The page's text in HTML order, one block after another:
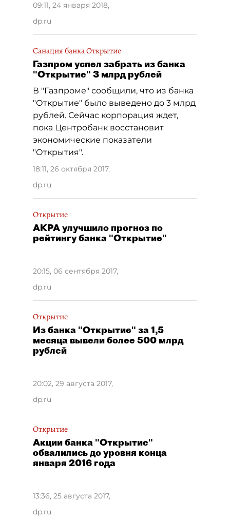
09:11, 24 января 2018,
dp.ru
Санация банка Открытие
Газпром успел забрать из банка
"Открытие" 3 млрд рублей
В "Газпроме" сообщили, что из банка
"Открытие" было выведено до 3 млрд
рублей. Сейчас корпорация ждет,
пока Центробанк восстановит
экономические показатели
"Открытия".
18:11, 26 октября 2017,
dp.ru
Открытие
АКРА улучшило прогноз по
рейтингу банка "Открытие"
20:15, 06 сентября 2017,
dp.ru
Открытие
Из банка "Открытие" за 1,5
месяца вывели более 500 млрд
рублей
20:02, 29 августа 2017,
dp.ru
Открытие
Акции банка "Открытие"
обвалились до уровня конца
января 2016 года
13:36, 25 августа 2017,
dp.ru